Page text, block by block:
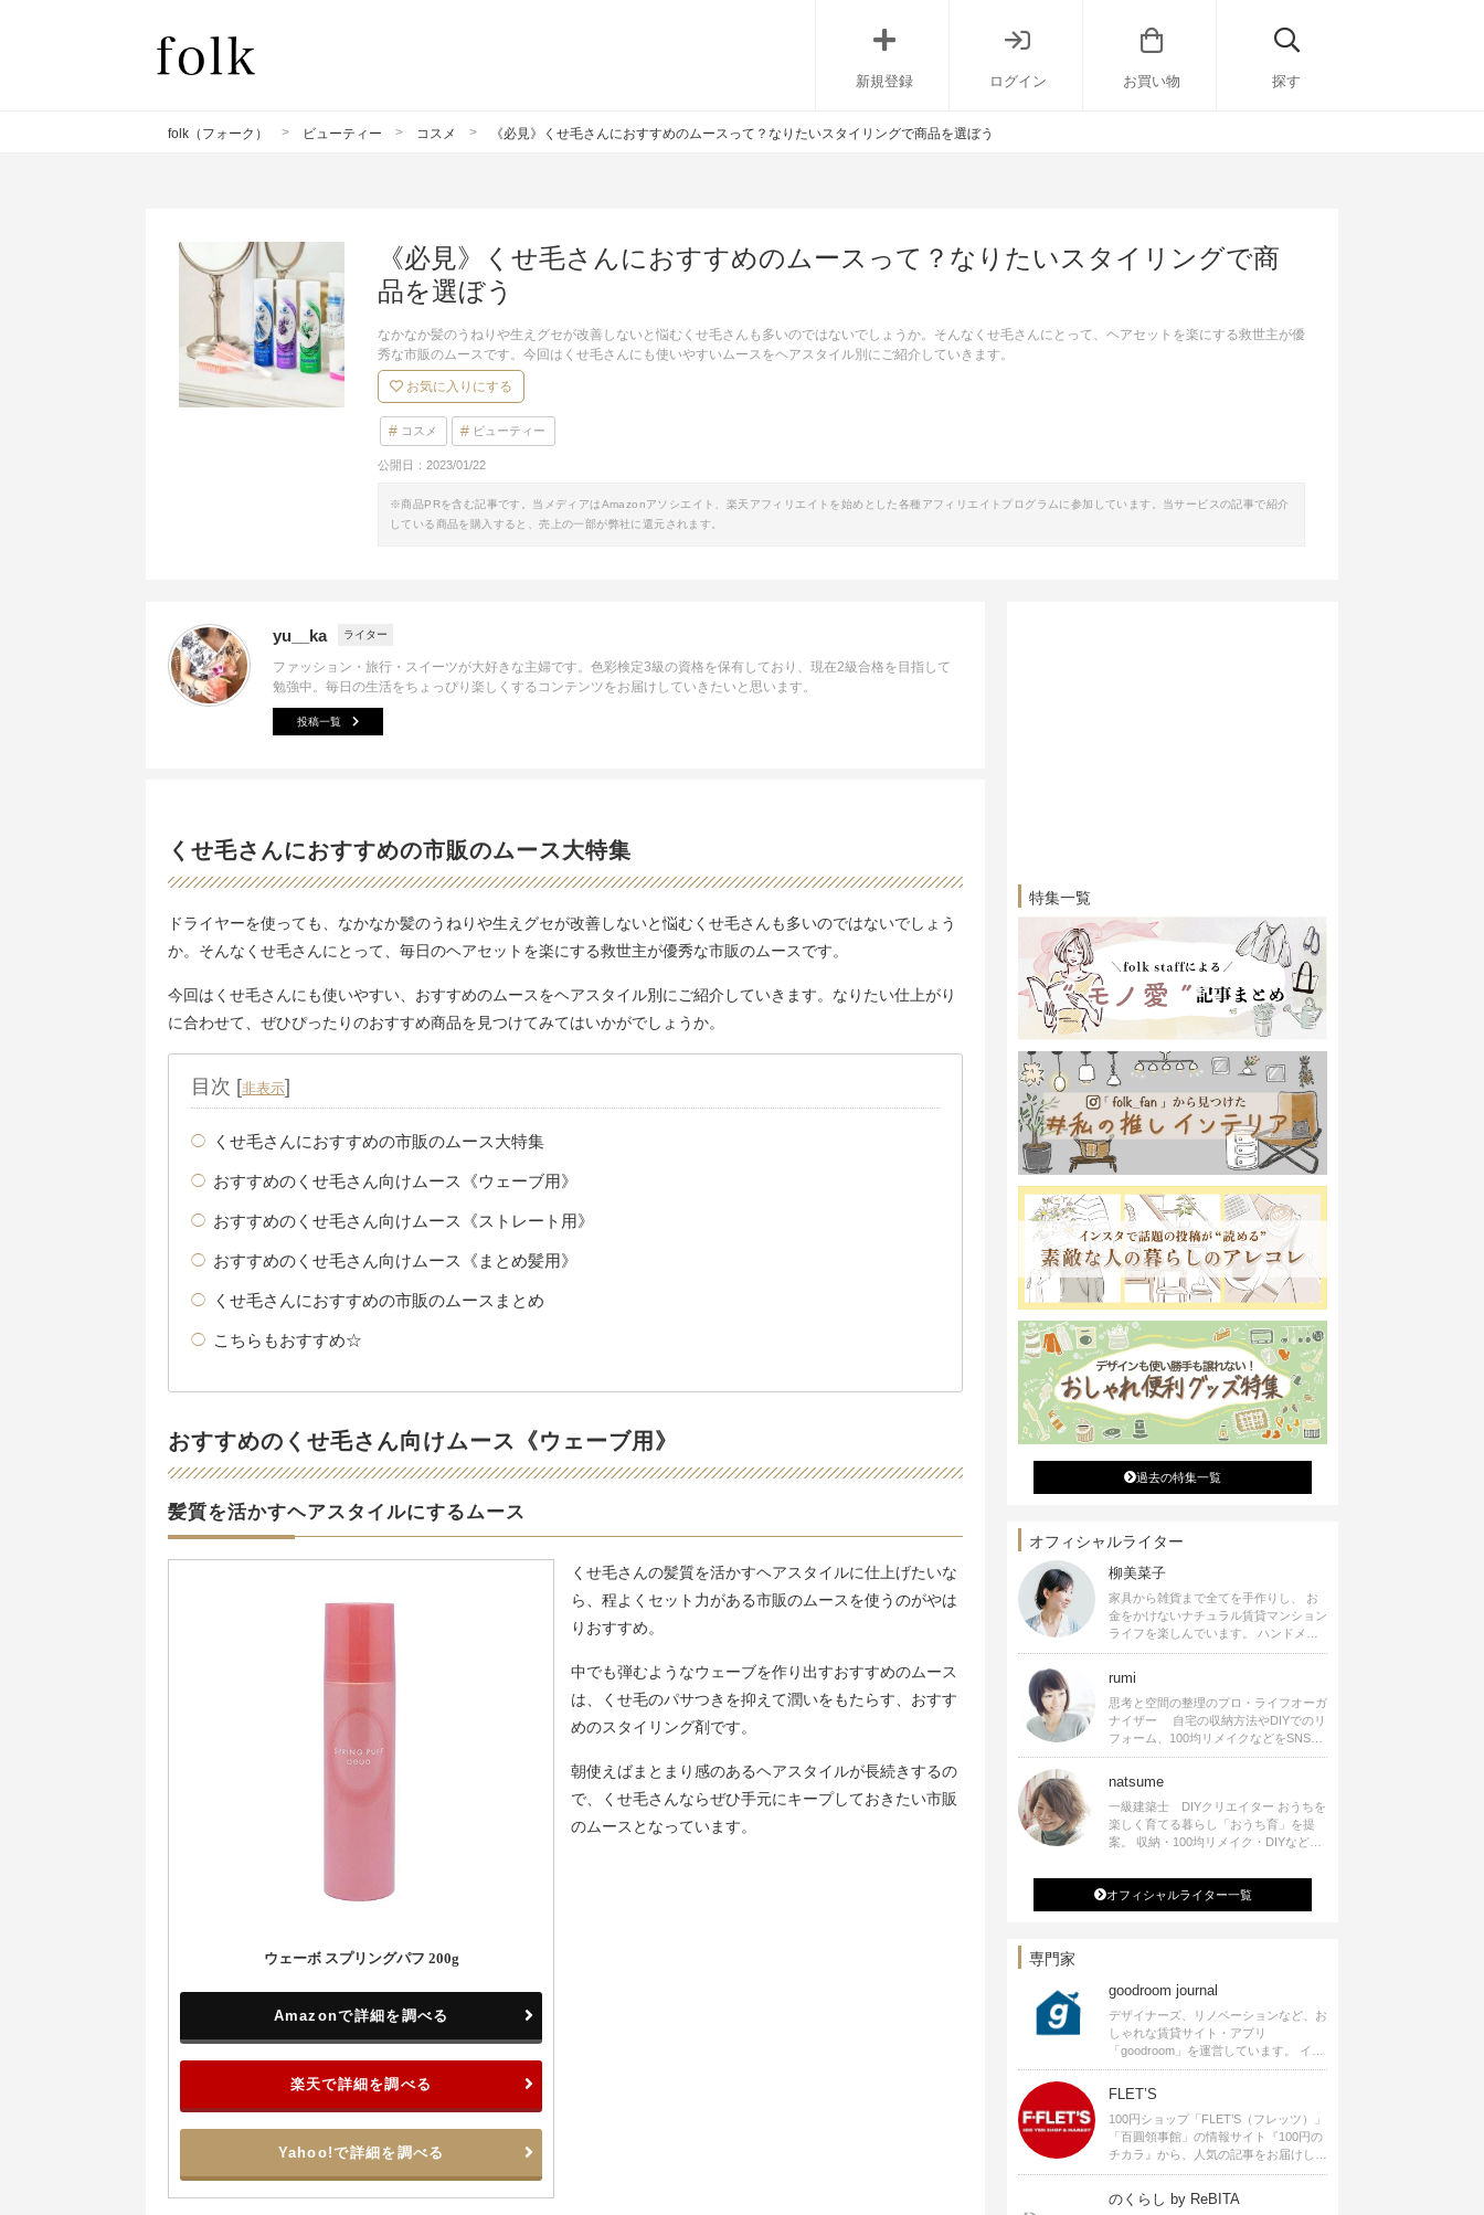
新規登録 ログイン お買い物 探す
folk（フォーク） ビューティー コスメ 《必見》くせ毛さんにおすすめのムースって？なりたいスタイリングで商品を選ぼう
《必見》くせ毛さんにおすすめのムースって？なりたいスタイリングで商
品を選ぼう
なかなか髪のうねりや生えグセが改善しないと悩むくせ毛さんも多いのではないでしょうか。そんなくせ毛さんにとって、ヘアセットを楽にする救世主が優
秀な市販のムースです。今回はくせ毛さんにも使いやすいムースをヘアスタイル別にご紹介していきます。
お気に入りにする
コスメ ビューティー
公開日： 2023/01/22
※商品PRを含む記事です。当メディアはAmazonアソシエイト、楽天アフィリエイトを始めとした各種アフィリエイトプログラムに参加しています。当サービスの記事で紹介
している商品を購入すると、売上の一部が弊社に還元されます。
yu__ka ライター
ファッション・旅行・スイーツが大好きな主婦です。色彩検定3級の資格を保有しており、現在2級合格を目指して
勉強中。毎日の生活をちょっぴり楽しくするコンテンツをお届けしていきたいと思います。
投稿一覧
くせ毛さんにおすすめの市販のムース大特集
ドライヤーを使っても、なかなか髪のうねりや生えグセが改善しないと悩むくせ毛さんも多いのではないでしょう
か。そんなくせ毛さんにとって、毎日のヘアセットを楽にする救世主が優秀な市販のムースです。
今回はくせ毛さんにも使いやすい、おすすめのムースをヘアスタイル別にご紹介していきます。なりたい仕上がり
に合わせて、ぜひぴったりのおすすめ商品を見つけてみてはいかがでしょうか。
目次 [非表示]
くせ毛さんにおすすめの市販のムース大特集
おすすめのくせ毛さん向けムース《ウェーブ用》
おすすめのくせ毛さん向けムース《ストレート用》
おすすめのくせ毛さん向けムース《まとめ髪用》
くせ毛さんにおすすめの市販のムースまとめ
こちらもおすすめ☆
おすすめのくせ毛さん向けムース《ウェーブ用》
髪質を活かすヘアスタイルにするムース
ウェーボ スプリングパフ 200g
Amazonで詳細を調べる
楽天で詳細を調べる
Yahoo!で詳細を調べる
くせ毛さんの髪質を活かすヘアスタイルに仕上げたいな
ら、程よくセット力がある市販のムースを使うのがやは
りおすすめ。
中でも弾むようなウェーブを作り出すおすすめのムース
は、くせ毛のパサつきを抑えて潤いをもたらす、おすす
めのスタイリング剤です。
朝使えばまとまり感のあるヘアスタイルが長続きするの
で、くせ毛さんならぜひ手元にキープしておきたい市販
のムースとなっています。
特集一覧
過去の特集一覧
オフィシャルライター
柳美菜子
家具から雑貨まで全てを手作りし、 お
金をかけないナチュラル賃貸マンション
ライフを楽しんでいます。 ハンドメイ
ド雑貨やインテリアに関する著書も出
ます。
rumi
思考と空間の整理のプロ・ライフオーガ
ナイザー 自宅の収納方法やDIYでのリ
フォーム、100均リメイクなどをSNSで
公開中。 収納やリメイク、インテリア
シピ提供、店舗プロデュース 2016年９
月に宝島社より【Rumiのおうち時間を
楽しむインテリア】を出版しました。
natsume
一級建築士 DIYクリエイター おうちを
楽しく育てる暮らし「おうち育」を提
案。 収納・100均リメイク・DIYなどお
発信中。 著書 なつめさんちの新しい
のになつかしいアンティークな部屋つく
り 雑誌掲載・TV出演・コラム執筆・
オフィシャルライター一覧
専門家
goodroom journal
デザイナーズ、リノベーションなど、お
しゃれな賃貸サイト・アプリ
「goodroom」を運営しています。 イン
テリアや、ひとり暮らし、ふたり暮らし
のアイディアなど、賃貸でも自分らしい
暮らしを楽しむためのヒントをお届けし
ます。
FLET’S
100円ショップ「FLET’S（フレッツ）」
「百圓領事館」の情報サイト『100円の
チカラ』から、人気の記事をお届けしま
す。
のくらし by ReBITA